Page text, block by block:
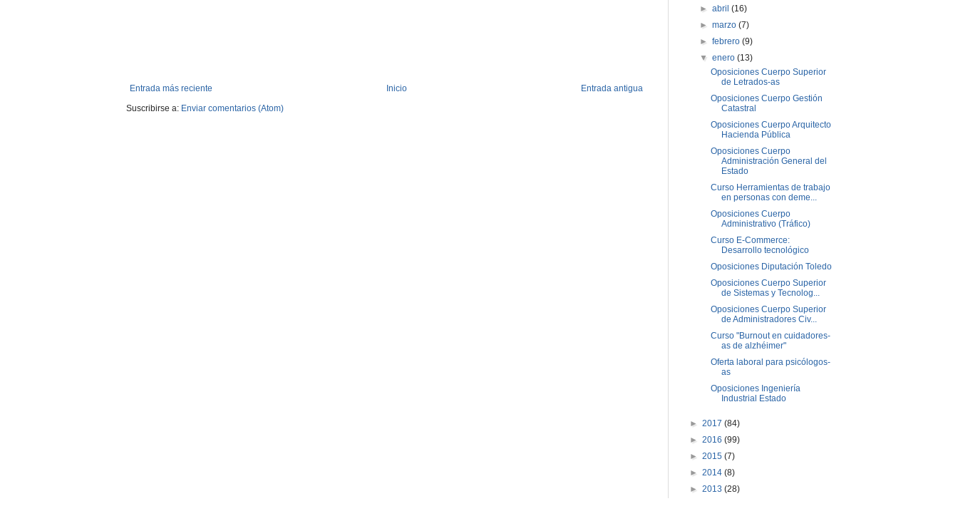
Entrada más reciente Entrada antigua
Inicio
Suscribirse a: Enviar comentarios (Atom)
►abril(16)
►marzo(7)
►febrero(9)
▼enero(13)
Oposiciones Cuerpo Superior
de Letrados-as
Oposiciones Cuerpo Gestión
Catastral
Oposiciones Cuerpo Arquitecto
Hacienda Pública
Oposiciones Cuerpo
Administración General del
Estado
Curso Herramientas de trabajo
en personas con deme...
Oposiciones Cuerpo
Administrativo (Tráfico)
Curso E-Commerce:
Desarrollo tecnológico
Oposiciones Diputación Toledo
Oposiciones Cuerpo Superior
de Sistemas y Tecnolog...
Oposiciones Cuerpo Superior
de Administradores Civ...
Curso "Burnout en cuidadores-
as de alzhéimer"
Oferta laboral para psicólogos-
as
Oposiciones Ingeniería
Industrial Estado
► 2017 (84)
► 2016 (99)
► 2015 (7)
► 2014 (8)
► 2013 (28)